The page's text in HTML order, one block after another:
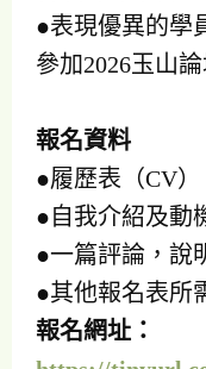
●表現優異的學
參加2026玉山論
報名資料
●履歷表（CV）
●自我介紹及動
●一篇評論，說
●其他報名表所
報名網址：